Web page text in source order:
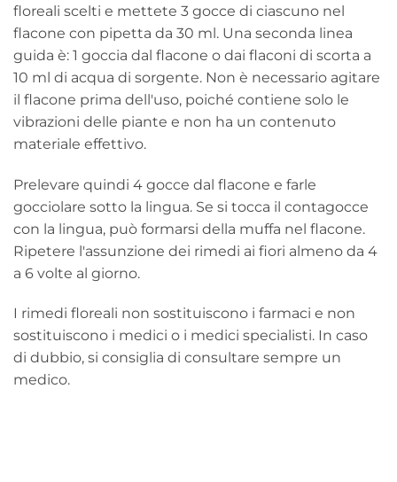
floreali scelti e mettete 3 gocce di ciascuno nel
flacone con pipetta da 30 ml. Una seconda linea
guida è: 1 goccia dal flacone o dai flaconi di scorta a
10 ml di acqua di sorgente. Non è necessario agitare
il flacone prima dell'uso, poiché contiene solo le
vibrazioni delle piante e non ha un contenuto
materiale effettivo.
Prelevare quindi 4 gocce dal flacone e farle
gocciolare sotto la lingua. Se si tocca il contagocce
con la lingua, può formarsi della muffa nel flacone.
Ripetere l'assunzione dei rimedi ai fiori almeno da 4
a 6 volte al giorno.
I rimedi floreali non sostituiscono i farmaci e non
sostituiscono i medici o i medici specialisti. In caso
di dubbio, si consiglia di consultare sempre un
medico.